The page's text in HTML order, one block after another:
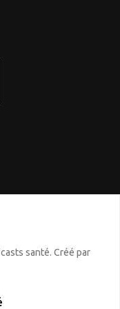
santé. Créé par